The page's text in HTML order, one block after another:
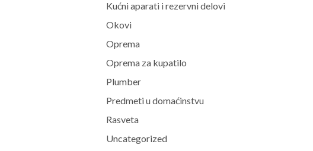
Kućni aparati i rezervni delovi
Okovi
Oprema
Oprema za kupatilo
Plumber
Predmeti u domaćinstvu
Rasveta
Uncategorized